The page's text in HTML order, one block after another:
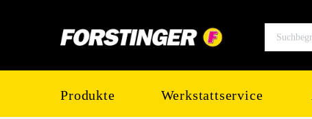
Produkte Werkstattservice